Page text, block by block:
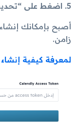
5. اضغط على “تحديث” ليتم الربط.
أصبح بإمكانك
زامن.
لمعرفة كيفية